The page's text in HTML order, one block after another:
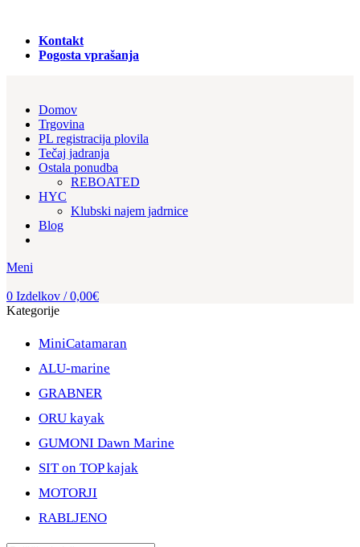
Kontakt
Pogosta vprašanja
Domov
Trgovina
PL registracija plovila
Tečaj jadranja
Ostala ponudba
REBOATED
HYC
Klubski najem jadrnice
Blog
Meni
0 Izdelkov / 0,00€
Kategorije
MiniCatamaran
ALU-marine
GRABNER
ORU kayak
GUMONI Dawn Marine
SIT on TOP kajak
MOTORJI
RABLJENO